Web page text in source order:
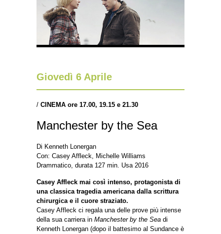
Giovedì 6 Aprile
/ CINEMA ore 17.00, 19.15 e 21.30
Manchester by the Sea
Di Kenneth Lonergan
Con: Casey Affleck, Michelle Williams
Drammatico, durata 127 min. Usa 2016
Casey Affleck mai così intenso, protagonista di
una classica tragedia americana dalla scrittura
chirurgica e il cuore straziato.
Casey Affleck ci regala una delle prove più intense
della sua carriera in Manchester by the Sea di
Kenneth Lonergan (dopo il battesimo al Sundance è